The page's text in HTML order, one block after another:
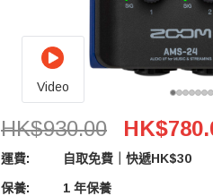
Video
Zoom AMS-24 USB-C
HK$930.00
運費: 自取免費｜快遞HK$30
保養: 1 年保養